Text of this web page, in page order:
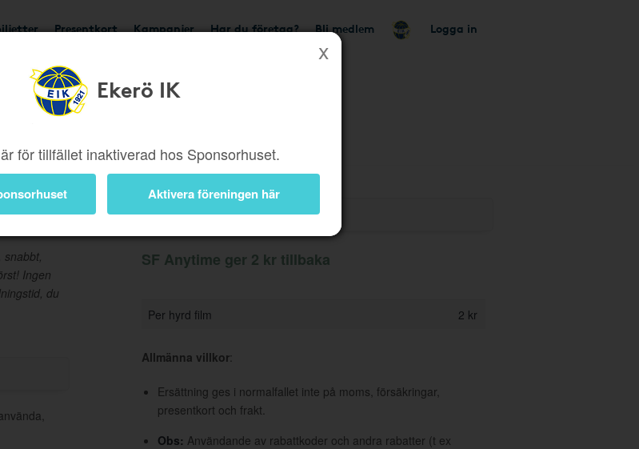
Presentkort Kampanjer Har du företag? Bli medlem Logga in
Ekerö IK
för tillfället inaktiverad hos Sponsorhuset.
Aktivera föreningen här
Ger 2 kr
snabbt,
Ingen
du
Information
SF Anytime ger 2 kr tillbaka
Per hyrd film 2 kr
Allmänna villkor:
Ersättning ges i normalfallet inte på moms, försäkringar,
presentkort och frakt.
Obs: Användande av rabattkoder och andra rabatter (t ex